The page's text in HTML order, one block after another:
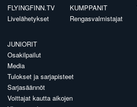
FLYINGFINN.TV
Livelähetykset
KUMPPANIT
Rengasvalmistajat
JUNIORIT
Osakilpailut
Media
Tulokset ja sarjapisteet
Sarjasäännöt
Voittajat kautta aikojen